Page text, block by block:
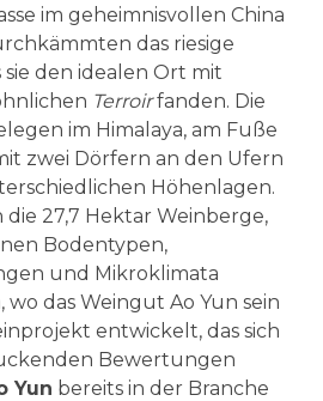
im geheimnisvollen China
das riesige
sie den idealen Ort mit
Terroirfanden. Die
im Himalaya, am Fuße
zwei Dörfern an den Ufern
Höhenlagen.
27,7 Hektar Weinberge,
Bodentypen,
und Mikroklimata
das Weingut Ao Yun sein
entwickelt, das sich
Bewertungen
Yun bereits in der Branche